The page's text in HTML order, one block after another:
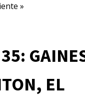
»
EL